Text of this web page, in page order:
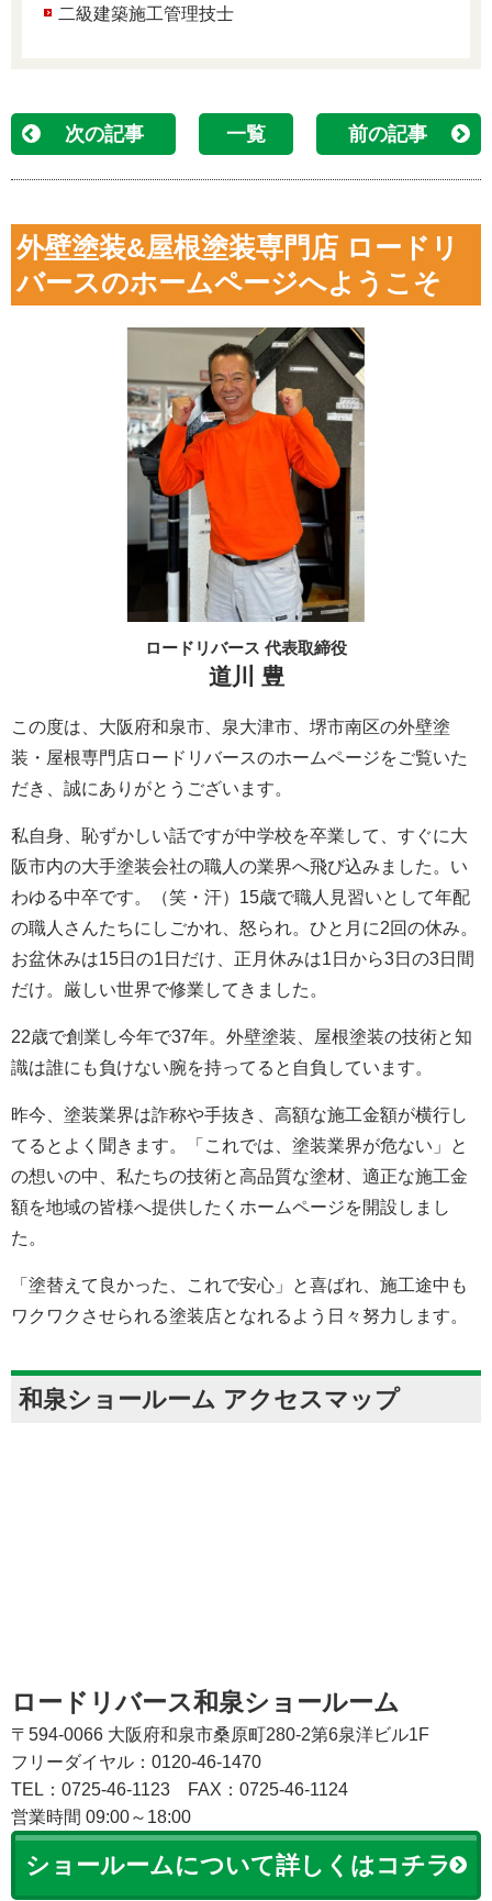
二級建築施工管理技士
次の記事 一覧 前の記事
外壁塗装&屋根塗装専門店 ロードリ
バースのホームページへようこそ
ロードリバース 代表取締役
道川 豊
この度は、大阪府和泉市、泉大津市、堺市南区の外壁塗
装・屋根専門店ロードリバースのホームページをご覧いた
だき、誠にありがとうございます。
私自身、恥ずかしい話ですが中学校を卒業して、すぐに大
阪市内の大手塗装会社の職人の業界へ飛び込みました。い
わゆる中卒です。（笑・汗）15歳で職人見習いとして年配
の職人さんたちにしごかれ、怒られ。ひと月に2回の休み。
お盆休みは15日の1日だけ、正月休みは1日から3日の3日間
だけ。厳しい世界で修業してきました。
22歳で創業し今年で37年。外壁塗装、屋根塗装の技術と知
識は誰にも負けない腕を持ってると自負しています。
昨今、塗装業界は詐称や手抜き、高額な施工金額が横行し
てるとよく聞きます。「これでは、塗装業界が危ない」と
の想いの中、私たちの技術と高品質な塗材、適正な施工金
額を地域の皆様へ提供したくホームページを開設しまし
た。
「塗替えて良かった、これで安心」と喜ばれ、施工途中も
ワクワクさせられる塗装店となれるよう日々努力します。
和泉ショールーム アクセスマップ
ロードリバース和泉ショールーム
〒594-0066 大阪府和泉市桑原町280-2第6泉洋ビル1F
フリーダイヤル：0120-46-1470
TEL：0725-46-1123
FAX：0725-46-1124
営業時間 09:00～18:00
ショールームについて詳しくはコチラ